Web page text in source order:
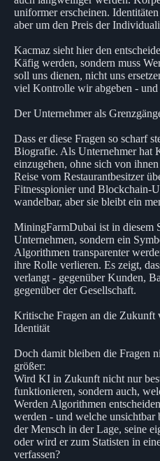
uniformer erscheinen.
aber um den Preis der
Kacmaz sieht hier den
Käfig werden, sondern muss
soll uns dienen, nicht uns
viel Kontrolle wir abgeben -
Der Unternehmer als
Dass er diese Fragen so scharf
Biografie. Als Unternehmer hat
einzugehen, ohne sich von
Reise vom Restaurantbesitzer
Fitnesspionier und Blockchain-
wandelbar, aber sie bleibt ein
MiningFarmDubai ist in diesem
Unternehmen, sondern ein
Algorithmen transparenter
ihre Rolle verlieren. Es zeigt,
verlangt - gegenüber Kunden,
gegenüber der Gesellschaft.
Kritische Fragen an die Zukunft
Identität
Doch damit bleiben die Fragen
größer:
Wird KI in Zukunft nicht nur
funktionieren, sondern auch,
Werden Algorithmen
werden - und welche
der Mensch in der Lage, seine
oder wird er zum Statisten in
verfassen?